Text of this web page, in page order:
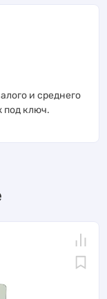
и среднего
под ключ.